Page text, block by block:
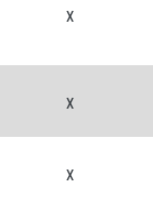
x
x
x